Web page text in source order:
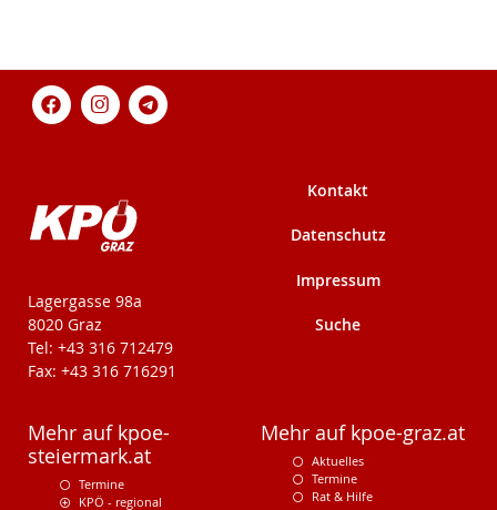
KPÖ-Steiermark
Lagergasse 98a
8020 Graz
Tel: +43 316 712479
Fax: +43 316 716291
Kontakt
Datenschutz
Impressum
Suche
Mehr auf kpoe-
steiermark.at
Termine
KPÖ - regional
Mehr auf kpoe-graz.at
Aktuelles
Termine
Rat & Hilfe